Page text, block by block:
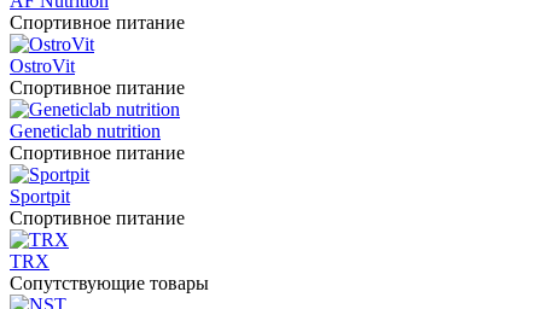
Спортивное питание
OstroVit
Спортивное питание
Geneticlab nutrition
Спортивное питание
Sportpit
Спортивное питание
TRX
Сопутствующие товары